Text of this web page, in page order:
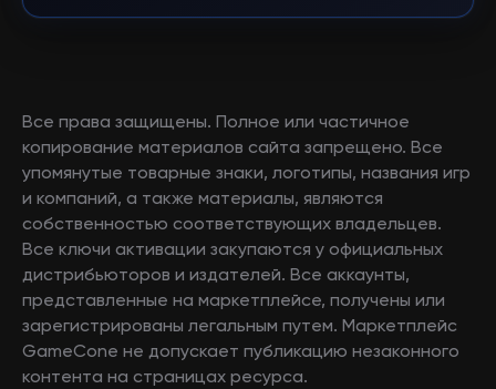
Все права защищены. Полное или частичное
копирование материалов сайта запрещено. Все
упомянутые товарные знаки, логотипы, названия игр
и компаний, а также материалы, являются
собственностью соответствующих владельцев.
Все ключи активации закупаются у официальных
дистрибьюторов и издателей. Все аккаунты,
представленные на маркетплейсе, получены или
зарегистрированы легальным путем. Маркетплейс
GameCone не допускает публикацию незаконного
контента на страницах ресурса.